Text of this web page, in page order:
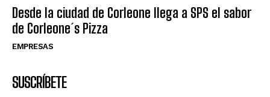
Desde la ciudad de Corleone llega a SPS el sabor
de Corleone´s Pizza
EMPRESAS
SUSCRÍBETE